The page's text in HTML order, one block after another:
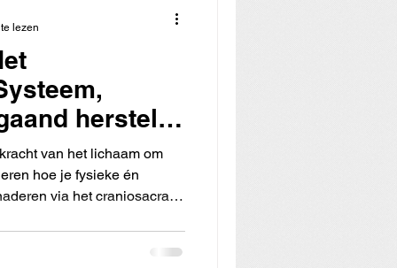
herstel
3de
van het lichaam om
hoe je fysieke én
via het craniosacrale
lezen